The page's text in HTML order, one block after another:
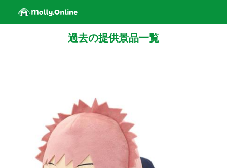
過去の提供景品一覧